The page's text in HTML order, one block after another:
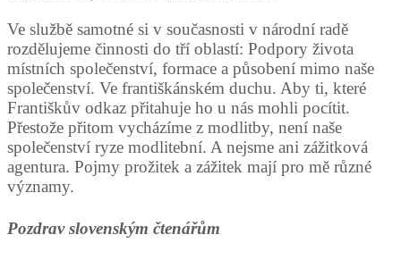
Ve službě samotné si v současnosti v národní radě
rozdělujeme činnosti do tří oblastí: Podpory života
místních společenství, formace a působení mimo naše
společenství. Ve františkánském duchu. Aby ti, které
Františkův odkaz přitahuje ho u nás mohli pocítit.
Přestože přitom vycházíme z modlitby, není naše
společenství ryze modlitební. A nejsme ani zážitková
agentura. Pojmy prožitek a zážitek mají pro mě různé
významy.
Pozdrav slovenským čtenářům